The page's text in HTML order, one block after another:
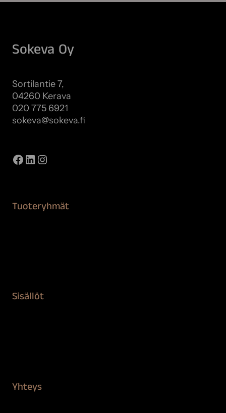
Sokeva Oy
Sortilantie 7,
04260 Kerava
020 775 6921
sokeva@sokeva.fi
Facebook
LinkedIn
Instagram
Tuoteryhmät
Sisällöt
Yhteys